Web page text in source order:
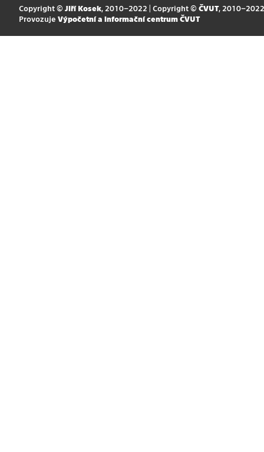
Copyright © Jiří Kosek, 2010–2022 | Copyright © ČVUT, 2010–2022
Provozuje Výpočetní a informační centrum ČVUT